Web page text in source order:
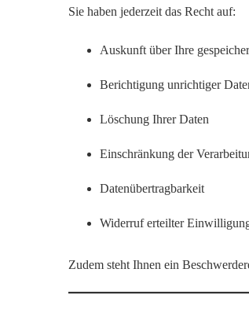
Sie haben jederzeit das Recht auf:
Auskunft über Ihre
Berichtigung unrichtiger
Löschung Ihrer Daten
Einschränkung der
Datenübertragbarkeit
Widerruf erteilter
Zudem steht Ihnen ein